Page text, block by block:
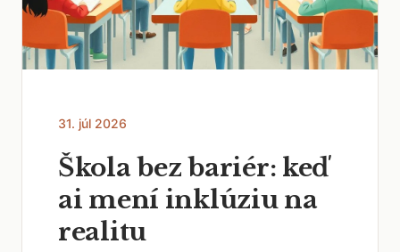
31. júl 2026
Škola bez bariér: keď
ai mení inklúziu na
realitu